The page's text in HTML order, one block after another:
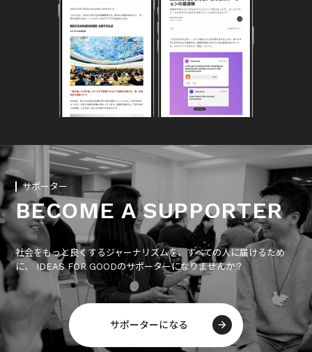
サポーター
BECOME A SUPPORTER
社会をもっと良くするジャーナリズムを、すべての人に届けるため
に、 IDEAS FOR GOODのサポーターになりませんか？
サポーターになる